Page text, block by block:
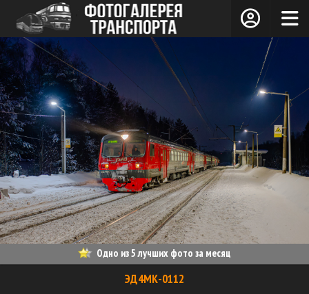
Одно из 5 лучших фото за месяц
ЭД4МК-0112